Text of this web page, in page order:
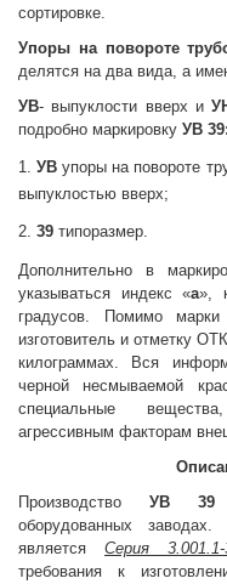
сортировке.
Упоры на повороте
делятся на два вида, а
УВ- выпуклости вверх и
подробно маркировку УВ 39:
1. УВ упоры на повороте
выпуклостью вверх;
2. 39 типоразмер.
Дополнительно в
указываться индекс «а»,
градусов. Помимо
изготовитель и отметку
килограммах. Вся
черной несмываемой
специальные
агрессивным факторам
Производство УВ 39
оборудованных
является Серия 3.001.1-
требования к